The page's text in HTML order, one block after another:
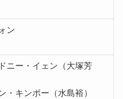
ン
ニー・イェン（大塚芳
キンポー（水島裕）